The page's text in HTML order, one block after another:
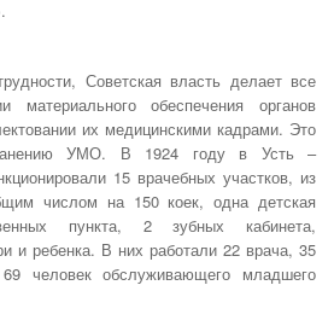
Советская власть делает все
материального обеспечения органов
их медицинскими кадрами. Это
УМО. В 1924 году в Усть –
15 врачебных участков, из
числом на 150 коек, одна детская
пункта, 2 зубных кабинета,
и ребенка. В них работали 22 врача, 35
человек обслуживающего младшего